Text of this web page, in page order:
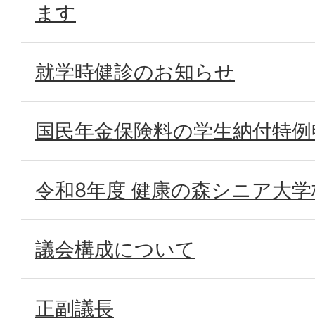
ます
就学時健診のお知らせ
国民年金保険料の学生納付特
令和8年度 健康の森シニア大
議会構成について
正副議長